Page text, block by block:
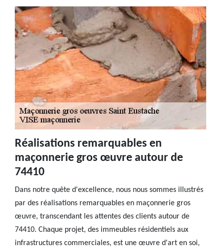
Réalisations remarquables en
maçonnerie gros œuvre autour de
74410
Dans notre quête d'excellence, nous nous sommes illustrés
par des réalisations remarquables en maçonnerie gros
œuvre, transcendant les attentes des clients autour de
74410. Chaque projet, des immeubles résidentiels aux
infrastructures commerciales, est une œuvre d'art en soi,